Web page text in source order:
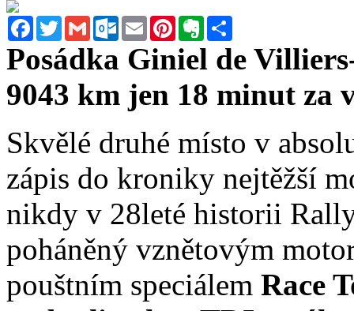
FacebookTwitterGmail Outlook.com
Email PinterestEvernote
Posádka Giniel de
9043 km jen 18 minut za
Skvělé druhé místo v
zápis do kroniky nejtěžší
nikdy v 28leté historii
poháněný vznětovým
pouštním speciálem Race